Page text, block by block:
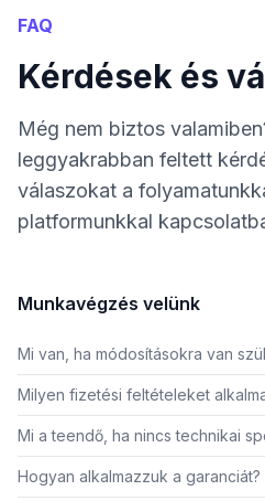
FAQ
Kérdések és
Még nem biztos
leggyakrabban feltett
válaszokat a
platformunkkal
Munkavégzés velünk
Mi van, ha módosításokra van
Milyen fizetési feltételeket
Mi a teendő, ha nincs technikai
Hogyan alkalmazzuk a garanciát?